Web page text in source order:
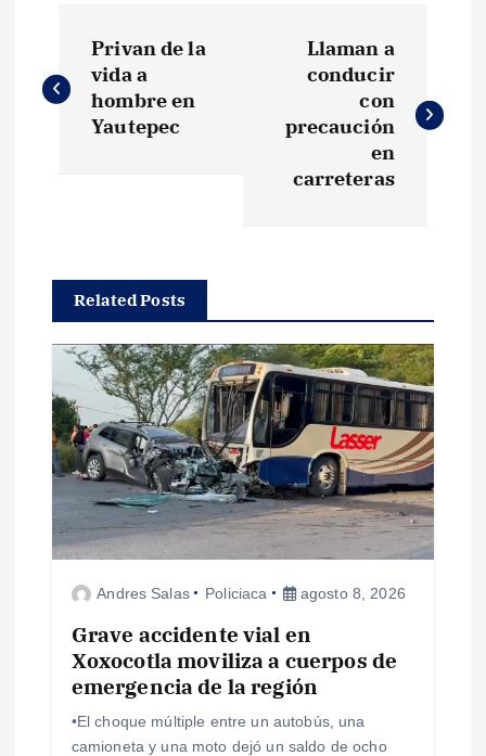
a
a
c
ó
n
d
Privan de la
vida a
hombre en
Yautepec
Llaman a
conducir
con
precaución
en
carreteras
Related Posts
Andres Salas Policiaca agosto 8, 2026
Grave accidente vial en
Xoxocotla moviliza a cuerpos de
emergencia de la región
•El choque múltiple entre un autobús, una
camioneta y una moto dejó un saldo de ocho